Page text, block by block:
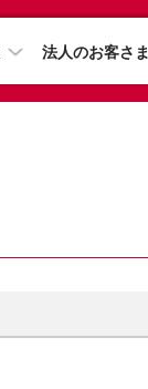
法人のお客さま